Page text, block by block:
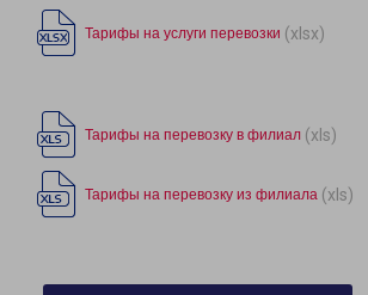
Тарифы на услуги перевозки (xlsx)
Тарифы на перевозку в филиал (xls)
Тарифы на перевозку из филиала (xls)